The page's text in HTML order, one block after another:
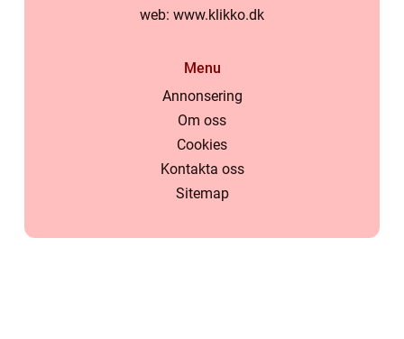
web: www.klikko.dk
Menu
Annonsering
Om oss
Cookies
Kontakta oss
Sitemap